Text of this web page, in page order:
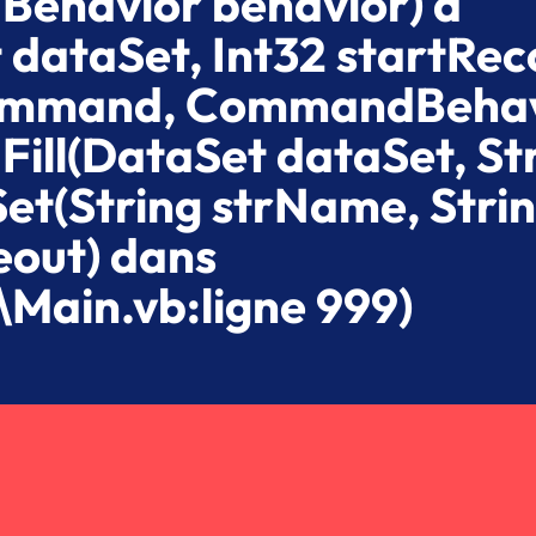
Int32
dataSet,
strName,
dans
999)